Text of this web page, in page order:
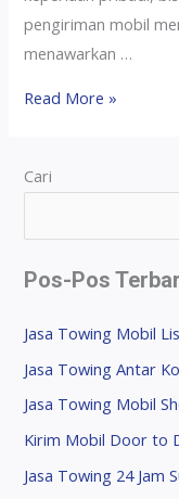
pengiriman mobil
menawarkan …
Read More »
Cari
Pos-Pos
Jasa Towing Mobil
Jasa Towing Antar
Jasa Towing Mobil
Kirim Mobil Door to
Jasa Towing 24 Jam